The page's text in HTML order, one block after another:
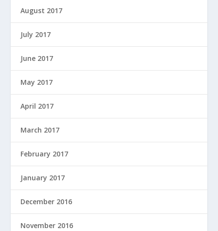
August 2017
July 2017
June 2017
May 2017
April 2017
March 2017
February 2017
January 2017
December 2016
November 2016